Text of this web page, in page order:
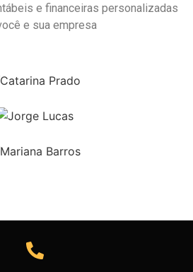
e financeiras personalizadas
e sua empresa